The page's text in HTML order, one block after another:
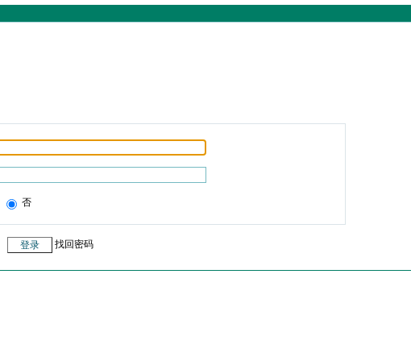
否
找回密码